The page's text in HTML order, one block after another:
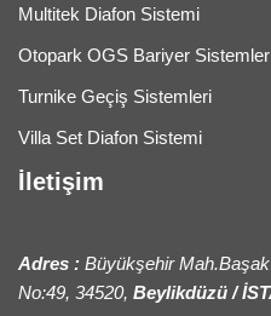
Multitek Diafon Sistemi
Otopark OGS Bariyer
Turnike Geçiş Sistemleri
Villa Set Diafon Sistemi
İletişim
Adres : Büyükşehir
No:49, 34520, Beylikdüzü /